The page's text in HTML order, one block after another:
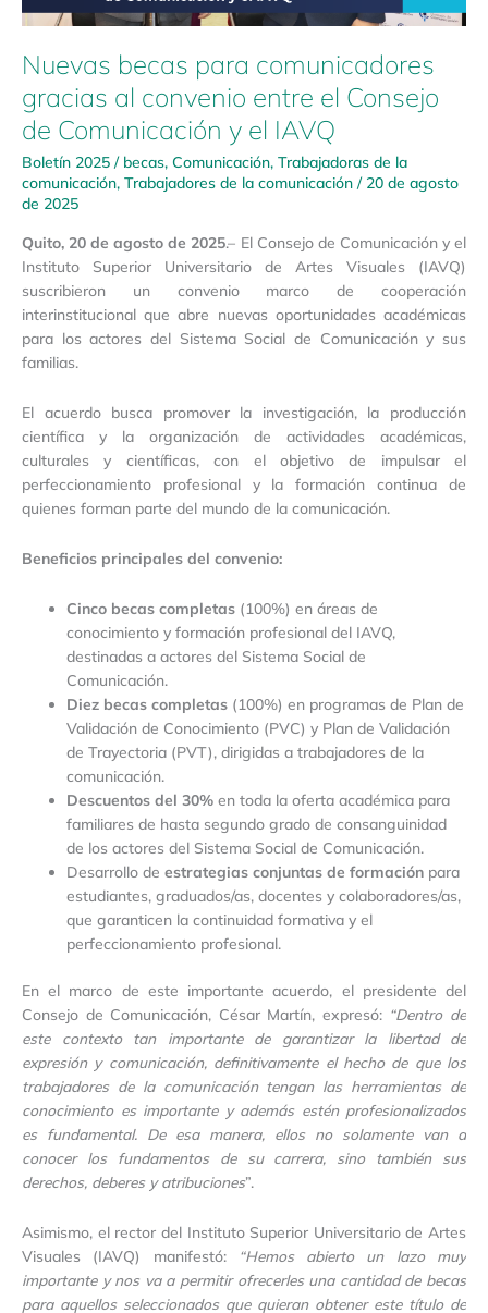
Nuevas becas para comunicadores
gracias al convenio entre el Consejo
de Comunicación y el IAVQ
Boletín 2025 / becas, Comunicación, Trabajadoras de la
comunicación, Trabajadores de la comunicación / 20 de agosto
de 2025
Quito, 20 de agosto de 2025.– El Consejo de Comunicación y el
Instituto Superior Universitario de Artes Visuales (IAVQ)
suscribieron un convenio marco de cooperación
interinstitucional que abre nuevas oportunidades académicas
para los actores del Sistema Social de Comunicación y sus
familias.
El acuerdo busca promover la investigación, la producción
científica y la organización de actividades académicas,
culturales y científicas, con el objetivo de impulsar el
perfeccionamiento profesional y la formación continua de
quienes forman parte del mundo de la comunicación.
Beneficios principales del convenio:
Cinco becas completas (100%) en áreas de
conocimiento y formación profesional del IAVQ,
destinadas a actores del Sistema Social de
Comunicación.
Diez becas completas (100%) en programas de Plan de
Validación de Conocimiento (PVC) y Plan de Validación
de Trayectoria (PVT), dirigidas a trabajadores de la
comunicación.
Descuentos del 30% en toda la oferta académica para
familiares de hasta segundo grado de consanguinidad
de los actores del Sistema Social de Comunicación.
Desarrollo deestrategias conjuntas de formación para
estudiantes, graduados/as, docentes y colaboradores/as,
que garanticen la continuidad formativa y el
perfeccionamiento profesional.
En el marco de este importante acuerdo, el presidente del
Consejo de Comunicación, César Martín, expresó: “Dentro de
este contexto tan importante de garantizar la libertad de
expresión y comunicación, definitivamente el hecho de que los
trabajadores de la comunicación tengan las herramientas de
conocimiento es importante y además estén profesionalizados
es fundamental. De esa manera, ellos no solamente van a
conocer los fundamentos de su carrera, sino también sus
derechos, deberes y atribuciones”.
Asimismo, el rector del Instituto Superior Universitario de Artes
Visuales (IAVQ) manifestó:
“Hemos abierto un lazo muy
importante y nos va a permitir ofrecerles una cantidad de becas
para aquellos seleccionados que quieran obtener este título de
de
y
IAVQ